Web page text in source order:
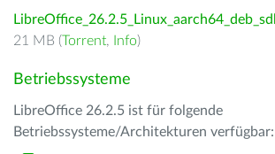
21 MB (Torrent, Info)
Betriebssysteme
LibreOffice 26.2.5 ist für folgende
Betriebssysteme/Architekturen verfügbar: